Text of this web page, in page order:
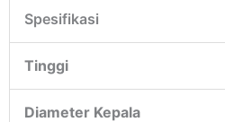
Spesifikasi
Tinggi
Diameter Kepala